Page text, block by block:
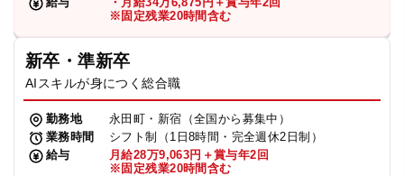
※固定残業20時間含む
新卒・準新卒
AIスキルが身につく総合職
勤務地
永田町・新宿（全国から募集中）
業務時間
シフト制（1日8時間・完全週休2日制）
給与
月給28万9,063円＋賞与年2回
※固定残業20時間含む